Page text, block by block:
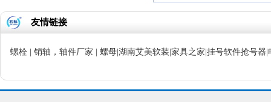
友情链接
螺栓| 销轴，轴件厂家 螺母| 湖南艾美软装 家具之家 挂号软件抢号器